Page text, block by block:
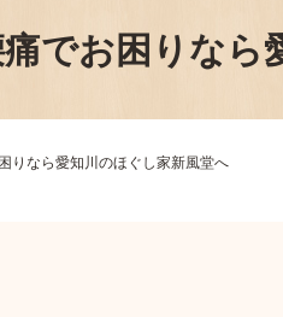
でお困りなら
りなら愛知川のほぐし家新風堂へ